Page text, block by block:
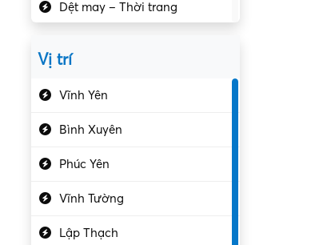
Dệt may – Thời trang
Vị trí
Vĩnh Yên
Bình Xuyên
Phúc Yên
Vĩnh Tường
Lập Thạch